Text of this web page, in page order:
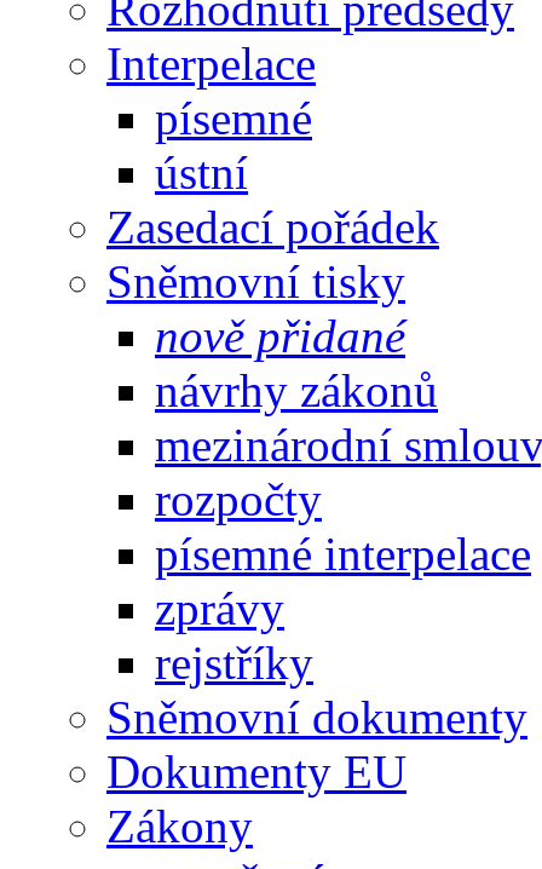
Interpelace
písemné
ústní
Zasedací pořádek
Sněmovní tisky
nově přidané
návrhy zákonů
mezinárodní
rozpočty
písemné interpelace
zprávy
rejstříky
Sněmovní dokumenty
Dokumenty EU
Zákony